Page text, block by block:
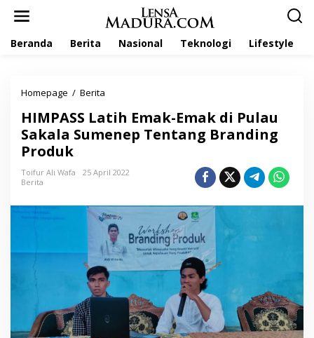
Beranda Berita Nasional Teknologi Lifestyle
Homepage / Berita
M
P
A
S
t
i
h
E
m
a
k
-
m
HIMPASS Latih Emak-Emak di Pulau
Sakala Sumenep Tentang Branding
Produk
Toifur Ali Wafa
25 April 2022
Berita